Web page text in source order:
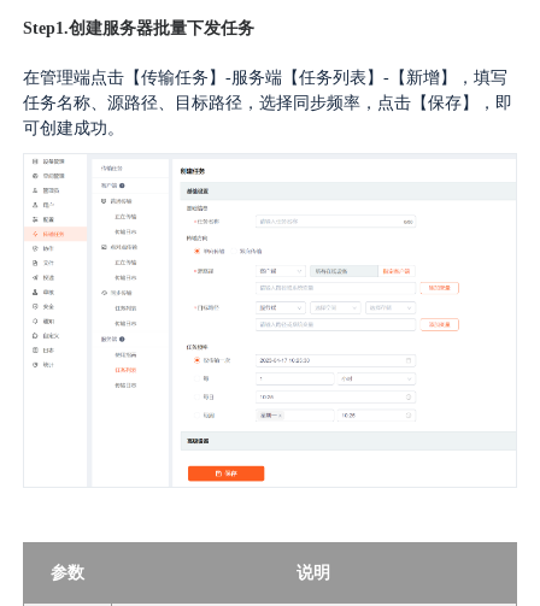
Step1.创建服务器批量下发任务
在管理端点击【传输任务】-服务端【任务列表】-【新增】，填写
任务名称、源路径、目标路径，选择同步频率，点击【保存】，即
可创建成功。
参数 说明